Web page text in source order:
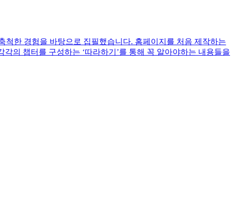
척한 경험을 바탕으로 집필했습니다. 홈페이지를 처음 제작하는
의 챕터를 구성하는 ‘따라하기’를 통해 꼭 알아야하는 내용들을